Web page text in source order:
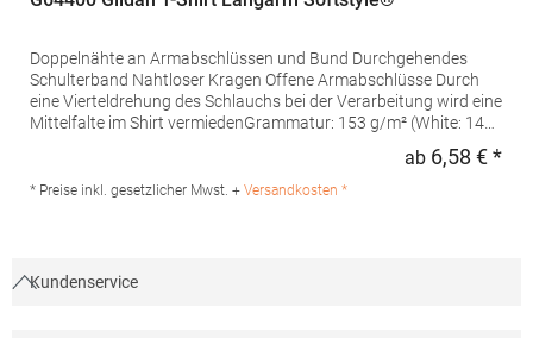
Doppelnähte an Armabschlüssen und Bund Durchgehendes
Schulterband Nahtloser Kragen Offene Armabschlüsse Durch
eine Vierteldrehung des Schlauchs bei der Verarbeitung wird eine
Mittelfalte im Shirt vermiedenGrammatur: 153 g/m² (White: 144
Produktsicherheit: Herst.-Nr.: 64400Hersteller: Gildan Activewear
ab 6,58 € *
* Preise inkl. gesetzlicher Mwst. + Versandkosten *
Kundenservice